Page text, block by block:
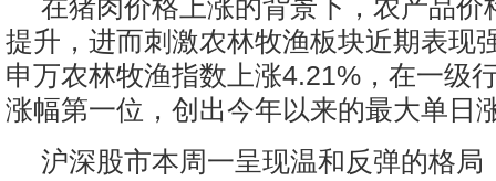
在猪肉价格上涨的背景下，农产品价
提升，进而刺激农林牧渔板块近期表现
申万农林牧渔指数上涨4.21%，在一级
涨幅第一位，创出今年以来的最大单日
沪深股市本周一呈现温和反弹的格局